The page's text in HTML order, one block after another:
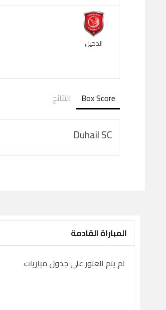
الدحيل
Box Score النتائج
Duhail SC
المباراة القادمة
لم يتم العثور على جدول مباريات